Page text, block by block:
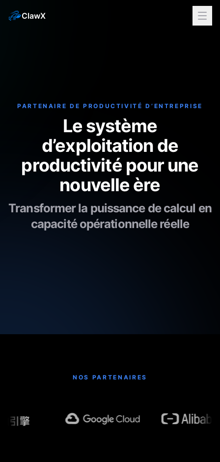
ClawX
PARTENAIRE DE PRODUCTIVITÉ D’ENTREPRISE
Le système
d’exploitation de
productivité pour une
nouvelle ère
Transformer la puissance de calcul en
capacité opérationnelle réelle
NOS PARTENAIRES